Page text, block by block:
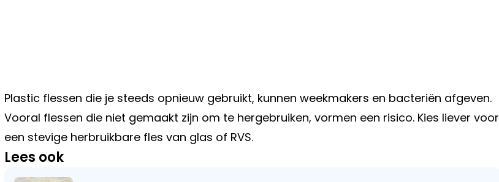
Plastic flessen die je steeds opnieuw gebruikt, kunnen weekmakers en bacteriën afgeven.
Vooral flessen die niet gemaakt zijn om te hergebruiken, vormen een risico. Kies liever voor
een stevige herbruikbare fles van glas of RVS.
Lees ook